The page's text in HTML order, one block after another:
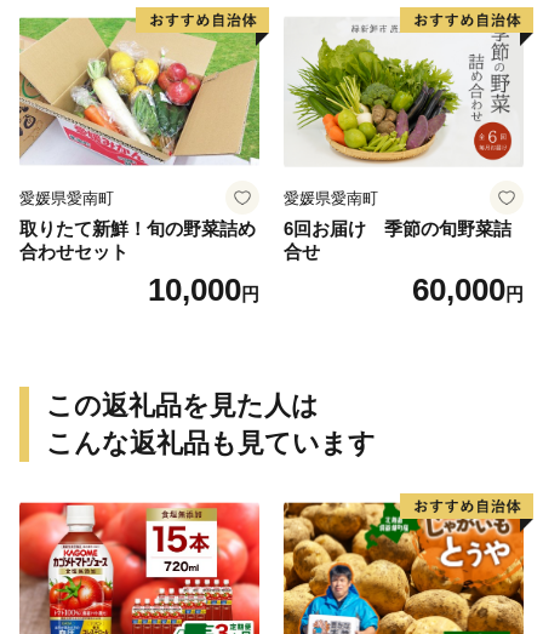
芋 ほしいも スイートポテト
いも天 サイズミックス 甘い
ねっとり 生芋 新芋 あんのう
いも 甘藷 べにはるか スイー
ツ 国産 糖度 産地直送 農家直
送 数量限定 21000円 愛媛 愛
南 ミッチーのおみかん畑
愛媛県愛南町
取りたて新鮮！旬の野菜詰め
合わせセット
10,000円
愛媛県愛南町
6回お届け 季節の旬野菜詰
合せ
60,000円
この返礼品を見た人は
こんな返礼品も見ています